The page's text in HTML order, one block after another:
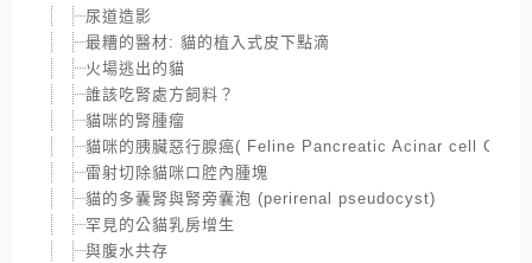
尿道造影
最糟的醫材: 貓的植入式皮下點滴
火場逃出的貓
誰該吃腎處方飼料？
貓咪的腎腫瘤
貓咪的胰臟惡行腺癌( Feline Pancreatic Acinar cell
雷射切除貓咪口腔內腫塊
貓的多囊腎與腎旁囊泡 (perirenal pseudocyst)
罕見的公貓乳房增生
與腹水共存